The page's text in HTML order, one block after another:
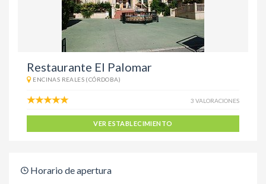
Restaurante El Palomar
ENCINAS REALES (CÓRDOBA)
3 VALORACIONES
VER ESTABLECIMIENTO
Horario de apertura